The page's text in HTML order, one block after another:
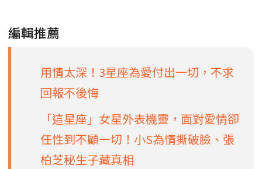
編輯推薦
用情太深！3星座為愛付出一切，不求
回報不後悔
「這星座」女星外表機靈，面對愛情卻
任性到不顧一切！小S為情撕破臉、張
柏芝秘生子藏真相